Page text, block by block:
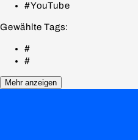
#YouTube
Gewählte Tags:
#
#
Mehr anzeigen